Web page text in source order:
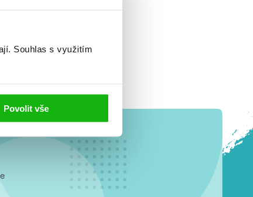
Souhlas s využitím
Povolit vše